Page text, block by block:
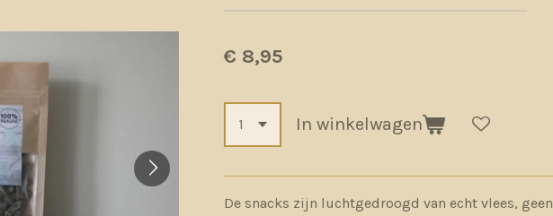
€ 8,95
In winkelwagen
De snacks zijn luchtgedroogd van echt vlees, geen